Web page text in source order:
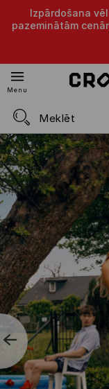
Izpārdošana
pazeminātām
Menu